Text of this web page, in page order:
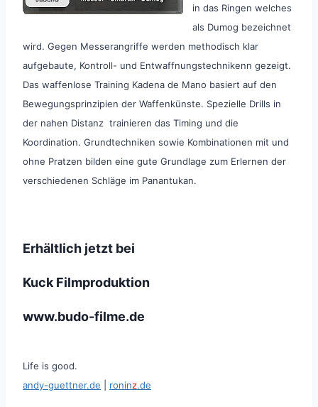
in das Ringen welches
als Dumog bezeichnet
wird. Gegen Messerangriffe werden methodisch klar
aufgebaute, Kontroll- und Entwaffnungstechnikenn gezeigt.
Das waffenlose Training Kadena de Mano basiert auf den
Bewegungsprinzipien der Waffenkünste. Spezielle Drills in
der nahen Distanz trainieren das Timing und die
Koordination. Grundtechniken sowie Kombinationen mit und
ohne Pratzen bilden eine gute Grundlage zum Erlernen der
verschiedenen Schläge im Panantukan.
Erhältlich jetzt bei
Kuck Filmproduktion
www.budo-filme.de
Life is good.
andy-guettner.de
roninz.de